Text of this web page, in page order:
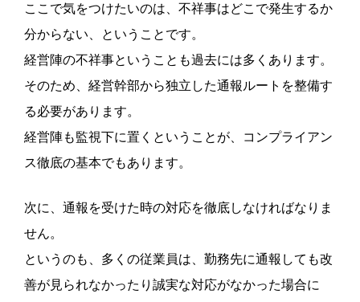
ここで気をつけたいのは、不祥事はどこで発生するか
分からない、ということです。
経営陣の不祥事ということも過去には多くあります。
そのため、経営幹部から独立した通報ルートを整備す
る必要があります。
経営陣も監視下に置くということが、コンプライアン
ス徹底の基本でもあります。
次に、通報を受けた時の対応を徹底しなければなりま
せん。
というのも、多くの従業員は、勤務先に通報しても改
善が見られなかったり誠実な対応がなかった場合に